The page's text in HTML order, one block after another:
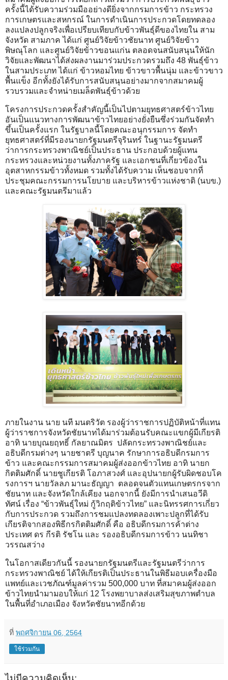
ครั้งนี้ได้รับความร่วมมืออย่างดียิ่งจากกรมการข้าว กระทรวง
การเกษตรและสหกรณ์ ในการดำเนินการประกวดโดยทดลอง
ลงแปลงปลูกจริงเพื่อเปรียบเทียบกับข้าวพันธุ์ดีของไทยใน สาม
จังหวัด สามภาค ได้แก่ ศูนย์วิจัยข้าวชัยนาท ศูนย์วิจัยข้าว
พิษณุโลก และศูนย์วิจัยข้าวขอนแก่น ตลอดจนสนับสนุนให้นัก
วิจัยและพัฒนาได้ส่งผลงานมาร่วมประกวดรวมถึง 48 พันธุ์ข้าว
ในสามประเภท ได้แก่ ข้าวหอมไทย ข้าวขาวพื้นนุ่ม และข้าวขาว
พื้นแข็ง อีกทั้งยังได้รับการสนับสนุนอย่างมากจากสมาคมผู้
รวบรวมและจำหน่ายเมล็ดพันธุ์ข้าวด้วย
โครงการประกวดครั้งสำคัญนี้เป็นไปตามยุทธศาสตร์ข้าวไทย
อันเป็นแนวทางการพัฒนาข้าวไทยอย่างยั่งยืนซึ่งร่วมกันจัดทำ
ขึ้นเป็นครั้งแรก ในรัฐบาลนี้โดยคณะอนุกรรมการ จัดทำ
ยุทธศาสตร์ที่มีรองนายกรัฐมนตรีจุรินทร์ ในฐานะรัฐมนตรี
ว่าการกระทรวงพาณิชย์เป็นประธาน ประกอบด้วยผู้แทน
กระทรวงและหน่วยงานทั้งภาครัฐ และเอกชนที่เกี่ยวข้องใน
อุตสาหกรรมข้าวทั้งหมด รวมทั้งได้รับความ เห็นชอบจากที่
ประชุมคณะกรรมการนโยบาย และบริหารข้าวแห่งชาติ (นบข.)
และคณะรัฐมนตรีมาแล้ว
ภายในงาน นาย นที มนตริวัต รองผู้ว่าราชการปฏิบัติหน้าที่แทน
ผู้ว่าราชการจังหวัดชัยนาทได้มาร่วมต้อนรับคณะแขกผู้มีเกียรติ
อาทิ นายบุณยฤทธิ์ กัลยาณมิตร ปลัดกระทรวงพาณิชย์และ
อธิบดีกรมต่างๆ นายชาตรี บุญนาค รักษาการอธิบดีกรมการ
ข้าว และคณะกรรมการสมาคมผู้ส่งออกข้าวไทย อาทิ นายก
กิตติมศักดิ์ นายชูเกียรติ โอภาสวงศ์ และอุปนายกผู้รับผิดชอบโค
รงการฯ นายวัลลภ มานะธัญญา ตลอดจนตัวแทนเกษตรกรจาก
ชัยนาท และจังหวัดใกล้เคียง นอกจากนี้ ยังมีการนำเสนอวีดิ
ทัศน์ เรื่อง “ข้าวพันธุ์ใหม่ กู้วิกฤติข้าวไทย” และนิทรรศการเกี่ยว
กับการประกวด รวมถึงการชมแปลงทดลองเพาะปลูกที่ได้รับ
เกียรติจากสองพิธีกรกิตติมศักดิ์ คือ อธิบดีกรมการค้าต่าง
ประเทศ ดร กีรติ รัชโน และ รองอธิบดีกรมการข้าว นนทิชา
วรรณสว่าง
ในโอกาสเดียวกันนี้ รองนายกรัฐมนตรีและรัฐมนตรีว่าการ
กระทรวงพาณิชย์ ได้ให้เกียรติเป็นประธานในพิธีมอบเครื่องมือ
แพทย์และเวชภัณฑ์มูลค่ารวม 500,000 บาท ที่สมาคมผู้ส่งออก
ข้าวไทยนำมามอบให้แก่ 12 โรงพยาบาลส่งเสริมสุขภาพตำบล
ในพื้นที่อำเภอเมือง จังหวัดชัยนาทอีกด้วย
ที่ พฤศจิกายน 06, 2564
ใช้ร่วมกัน